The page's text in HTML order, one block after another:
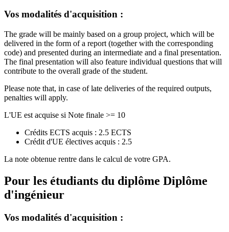
Vos modalités d'acquisition :
The grade will be mainly based on a group project, which will be
delivered in the form of a report (together with the corresponding
code) and presented during an intermediate and a final presentation.
The final presentation will also feature individual questions that will
contribute to the overall grade of the student.
Please note that, in case of late deliveries of the required outputs,
penalties will apply.
L'UE est acquise si Note finale >= 10
Crédits ECTS acquis : 2.5 ECTS
Crédit d'UE électives acquis : 2.5
La note obtenue rentre dans le calcul de votre GPA.
Pour les étudiants du diplôme Diplôme
d'ingénieur
Vos modalités d'acquisition :